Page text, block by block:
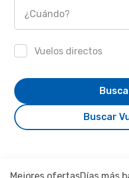
¿Cuándo?
Vuelos directos
Buscar